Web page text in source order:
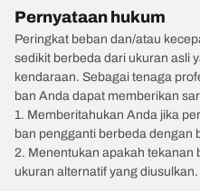
Pernyataan hukum
Peringkat beban dan/atau
sedikit berbeda dari ukuran asli
kendaraan. Sebagai tenaga
ban Anda dapat memberikan
1. Memberitahukan Anda jika
ban pengganti berbeda dengan
2. Menentukan apakah tekanan
ukuran alternatif yang diusulkan.